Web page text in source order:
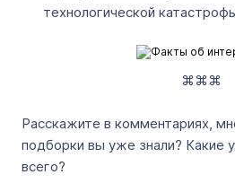
технологической
⌘⌘⌘
Расскажите в комментариях,
подборки вы уже знали? Какие
всего?